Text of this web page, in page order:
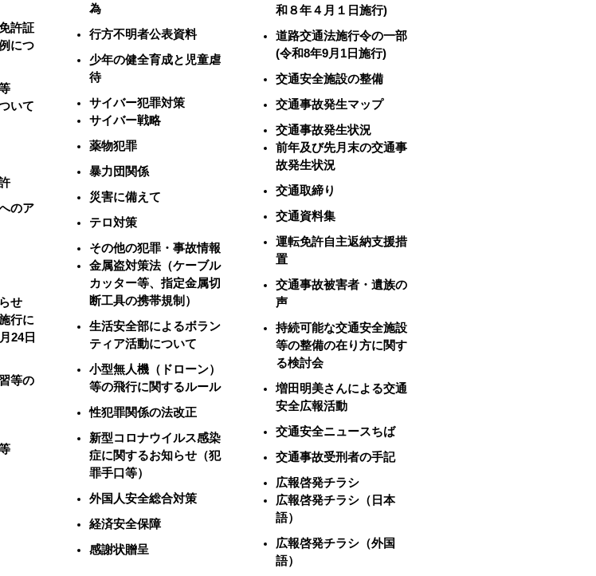
許証
につ
いて
のア
せ
行に
24日
等の
為
行方不明者公表資料
少年の健全育成と児童虐
待
サイバー犯罪対策
サイバー戦略
薬物犯罪
暴力団関係
災害に備えて
テロ対策
その他の犯罪・事故情報
金属盗対策法（ケーブル
カッター等、指定金属切
断工具の携帯規制）
生活安全部によるボラン
ティア活動について
小型無人機（ドローン）
等の飛行に関するルール
性犯罪関係の法改正
新型コロナウイルス感染
症に関するお知らせ（犯
罪手口等）
外国人安全総合対策
経済安全保障
感謝状贈呈
和８年４月１日施行)
道路交通法施行令の一部
(令和8年9月1日施行)
交通安全施設の整備
交通事故発生マップ
交通事故発生状況
前年及び先月末の交通事
故発生状況
交通取締り
交通資料集
運転免許自主返納支援措
置
交通事故被害者・遺族の
声
持続可能な交通安全施設
等の整備の在り方に関す
る検討会
増田明美さんによる交通
安全広報活動
交通安全ニュースちば
交通事故受刑者の手記
広報啓発チラシ
広報啓発チラシ（日本
語）
広報啓発チラシ（外国
語）